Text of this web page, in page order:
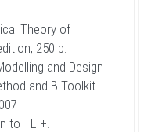
Theory of
250 p.
and Design
and B Toolkit
to TLI+.